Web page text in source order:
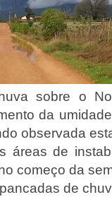
sobre o
da
observada
áreas de
começo da
de